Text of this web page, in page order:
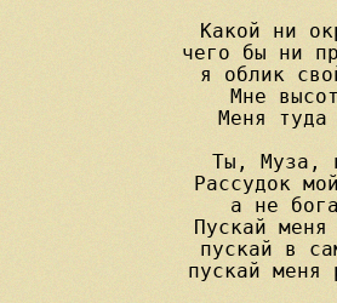
Какой ни
чего бы ни
я облик
Мне
Меня туда
Ты, Муза,
Рассудок
а не
Пускай
пускай в
пускай меня